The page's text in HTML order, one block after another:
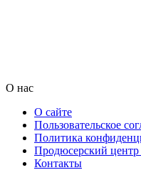
О нас
О сайте
Пользовательское
Политика
Продюсерский
Контакты